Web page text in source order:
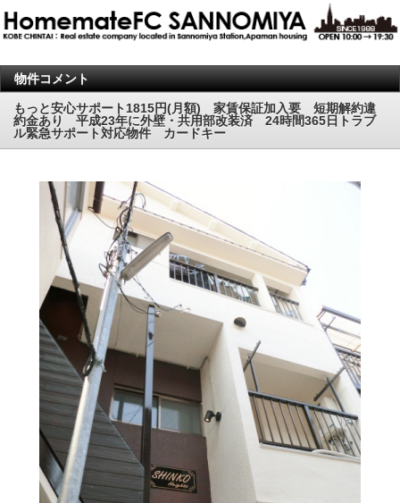
物件コメント
もっと安心サポート1815円(月額) 家賃保証加入要 短期解約違
約金あり 平成23年に外壁・共用部改装済 24時間365日トラブ
ル緊急サポート対応物件 カードキー